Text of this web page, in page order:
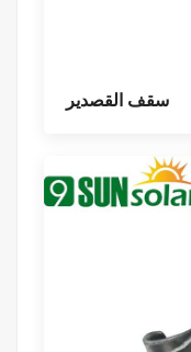
سقف القصدير